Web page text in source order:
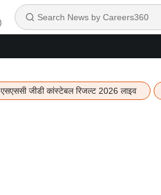
एसएससी जीडी कांस्टेबल रिजल्ट 2026 लाइव